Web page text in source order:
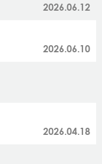
2026.06.12
2026.06.10
2026.04.18